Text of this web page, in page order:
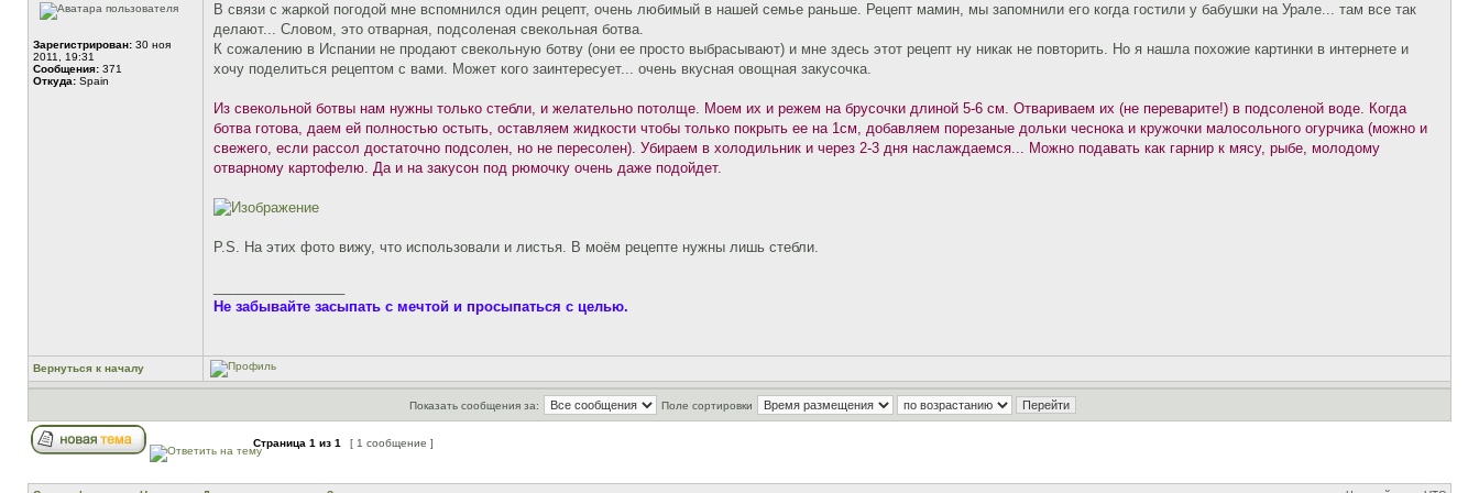
Зарегистрирован: 30 ноя
2011, 19:31
Сообщения: 371
Откуда: Spain
В связи с жаркой погодой мне вспомнился один рецепт, очень любимый в нашей семье раньше. Рецепт мамин, мы запомнили его когда гостили у бабушки на Урале... там все так
делают... Словом, это отварная, подсоленая свекольная ботва.
К сожалению в Испании не продают свекольную ботву (они ее просто выбрасывают) и мне здесь этот рецепт ну никак не повторить. Но я нашла похожие картинки в интернете и
хочу поделиться рецептом с вами. Может кого заинтересует... очень вкусная овощная закусочка.
Из свекольной ботвы нам нужны только стебли, и желательно потолще. Моем их и режем на брусочки длиной 5-6 см. Отвариваем их (не переварите!) в подсоленой воде. Когда
ботва готова, даем ей полностью остыть, оставляем жидкости чтобы только покрыть ее на 1см, добавляем порезаные дольки чеснока и кружочки мaлосольного огурчика (можно и
свежего, если рассол достаточно подсолен, но не пересолен). Убираем в холодильник и через 2-3 дня наслаждаемся... Можно подавать как гарнир к мясy, рыбе, молодому
отварному картофелю. Да и на закусон под рюмочку очень даже подойдет.
P.S. На этих фото вижу, что использовали и листья. В моём рецепте нужны лишь стебли.
Не забывайте засыпать с мечтой и просыпаться с целью.
Вернуться к началу
Показать сообщения за: Поле сортировки
Страница 1 из 1 [ 1 сообщение ]